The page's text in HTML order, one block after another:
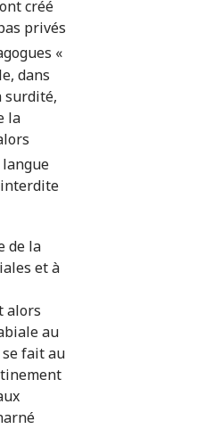
créé
privés
«
dans
surdité,
la
interdite
de la
et à
alors
au
fait au